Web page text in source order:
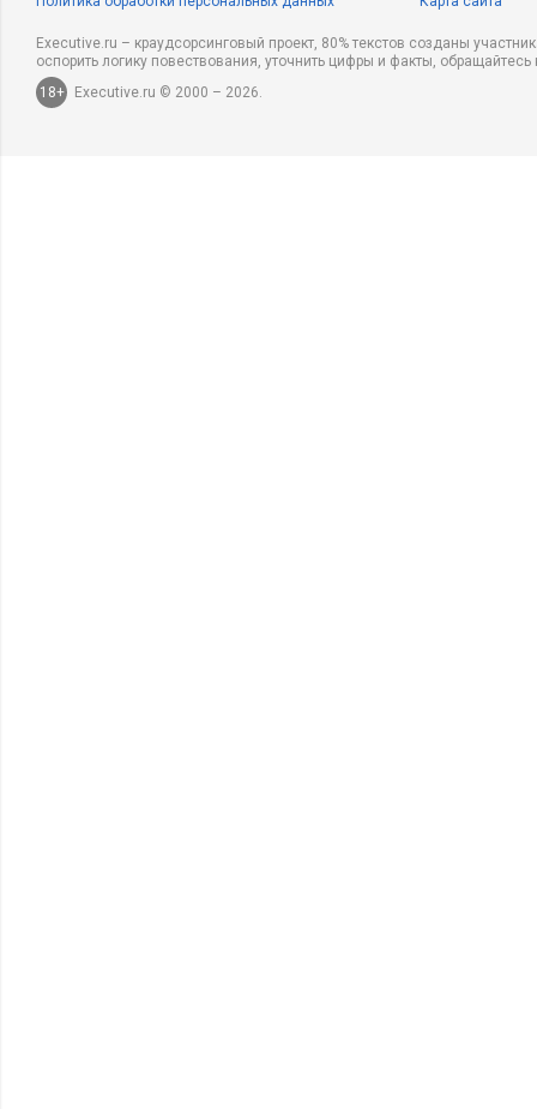
Executive.ru – краудсорсинговый проект, 80% текстов созданы
оспорить логику повествования, уточнить цифры и факты,
18+
Executive.ru © 2000 – 2026.